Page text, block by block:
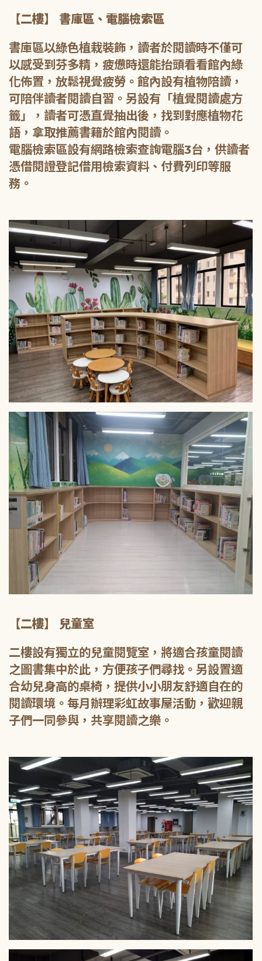
【二樓】 書庫區、電腦檢索區
書庫區以綠色植栽裝飾，讀者於閱讀時不僅可
以感受到芬多精，疲憊時還能抬頭看看館內綠
化佈置，放鬆視覺疲勞。館內設有植物陪讀，
可陪伴讀者閱讀自習。另設有「植覺閱讀處方
籤」，讀者可憑直覺抽出後，找到對應植物花
語，拿取推薦書籍於館內閱讀。
電腦檢索區設有網路檢索查詢電腦3台，供讀者
憑借閱證登記借用檢索資料、付費列印等服
務。
【二樓】 兒童室
二樓設有獨立的兒童閱覽室，將適合孩童閱讀
之圖書集中於此，方便孩子們尋找。另設置適
合幼兒身高的桌椅，提供小小朋友舒適自在的
閱讀環境。每月辦理彩虹故事屋活動，歡迎親
子們一同參與，共享閱讀之樂。